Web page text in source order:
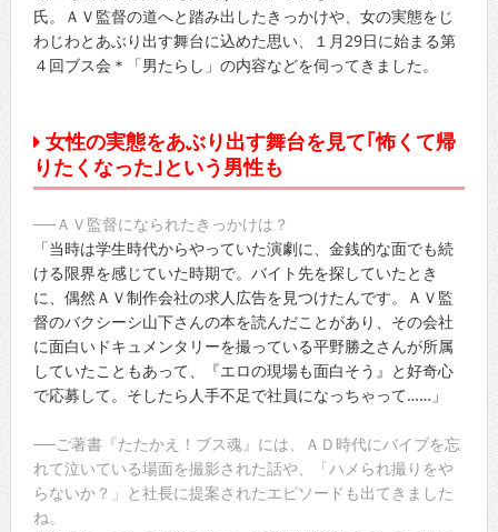
氏。ＡＶ監督の道へと踏み出したきっかけや、女の実態をじ
わじわとあぶり出す舞台に込めた思い、１月29日に始まる第
４回ブス会＊「男たらし」の内容などを伺ってきました。
女性の実態をあぶり出す舞台を見て｢怖くて帰
りたくなった｣という男性も
──ＡＶ監督になられたきっかけは？
「当時は学生時代からやっていた演劇に、金銭的な面でも続
ける限界を感じていた時期で。バイト先を探していたとき
に、偶然ＡＶ制作会社の求人広告を見つけたんです。ＡＶ監
督のバクシーシ山下さんの本を読んだことがあり、その会社
に面白いドキュメンタリーを撮っている平野勝之さんが所属
していたこともあって、『エロの現場も面白そう』と好奇心
で応募して。そしたら人手不足で社員になっちゃって……」
──ご著書『たたかえ！ブス魂』には、ＡＤ時代にバイブを忘
れて泣いている場面を撮影された話や、「ハメられ撮りをや
らないか？」と社長に提案されたエピソードも出てきました
ね。